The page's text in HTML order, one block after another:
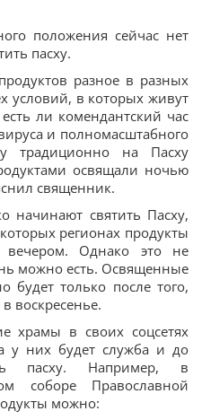
положения сейчас нет
пасху.
разное в разных
условий, в которых живут
ли комендантский час
и полномасштабного
традиционно на Пасху
освящали ночью
священник.
начинают святить Пасху,
регионах продукты
Однако это не
можно есть. Освященные
будет только после того,
в воскресенье.
храмы в своих соцсетях
у них будет служба и до
пасху. Например, в
соборе Православной
можно: